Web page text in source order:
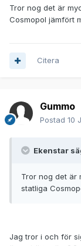
Tror nog det är
Cosmopol jämfört
Citera
Gummo
Postad 10
Ekenstar
Tror nog det är
statliga
Jag tror i och för